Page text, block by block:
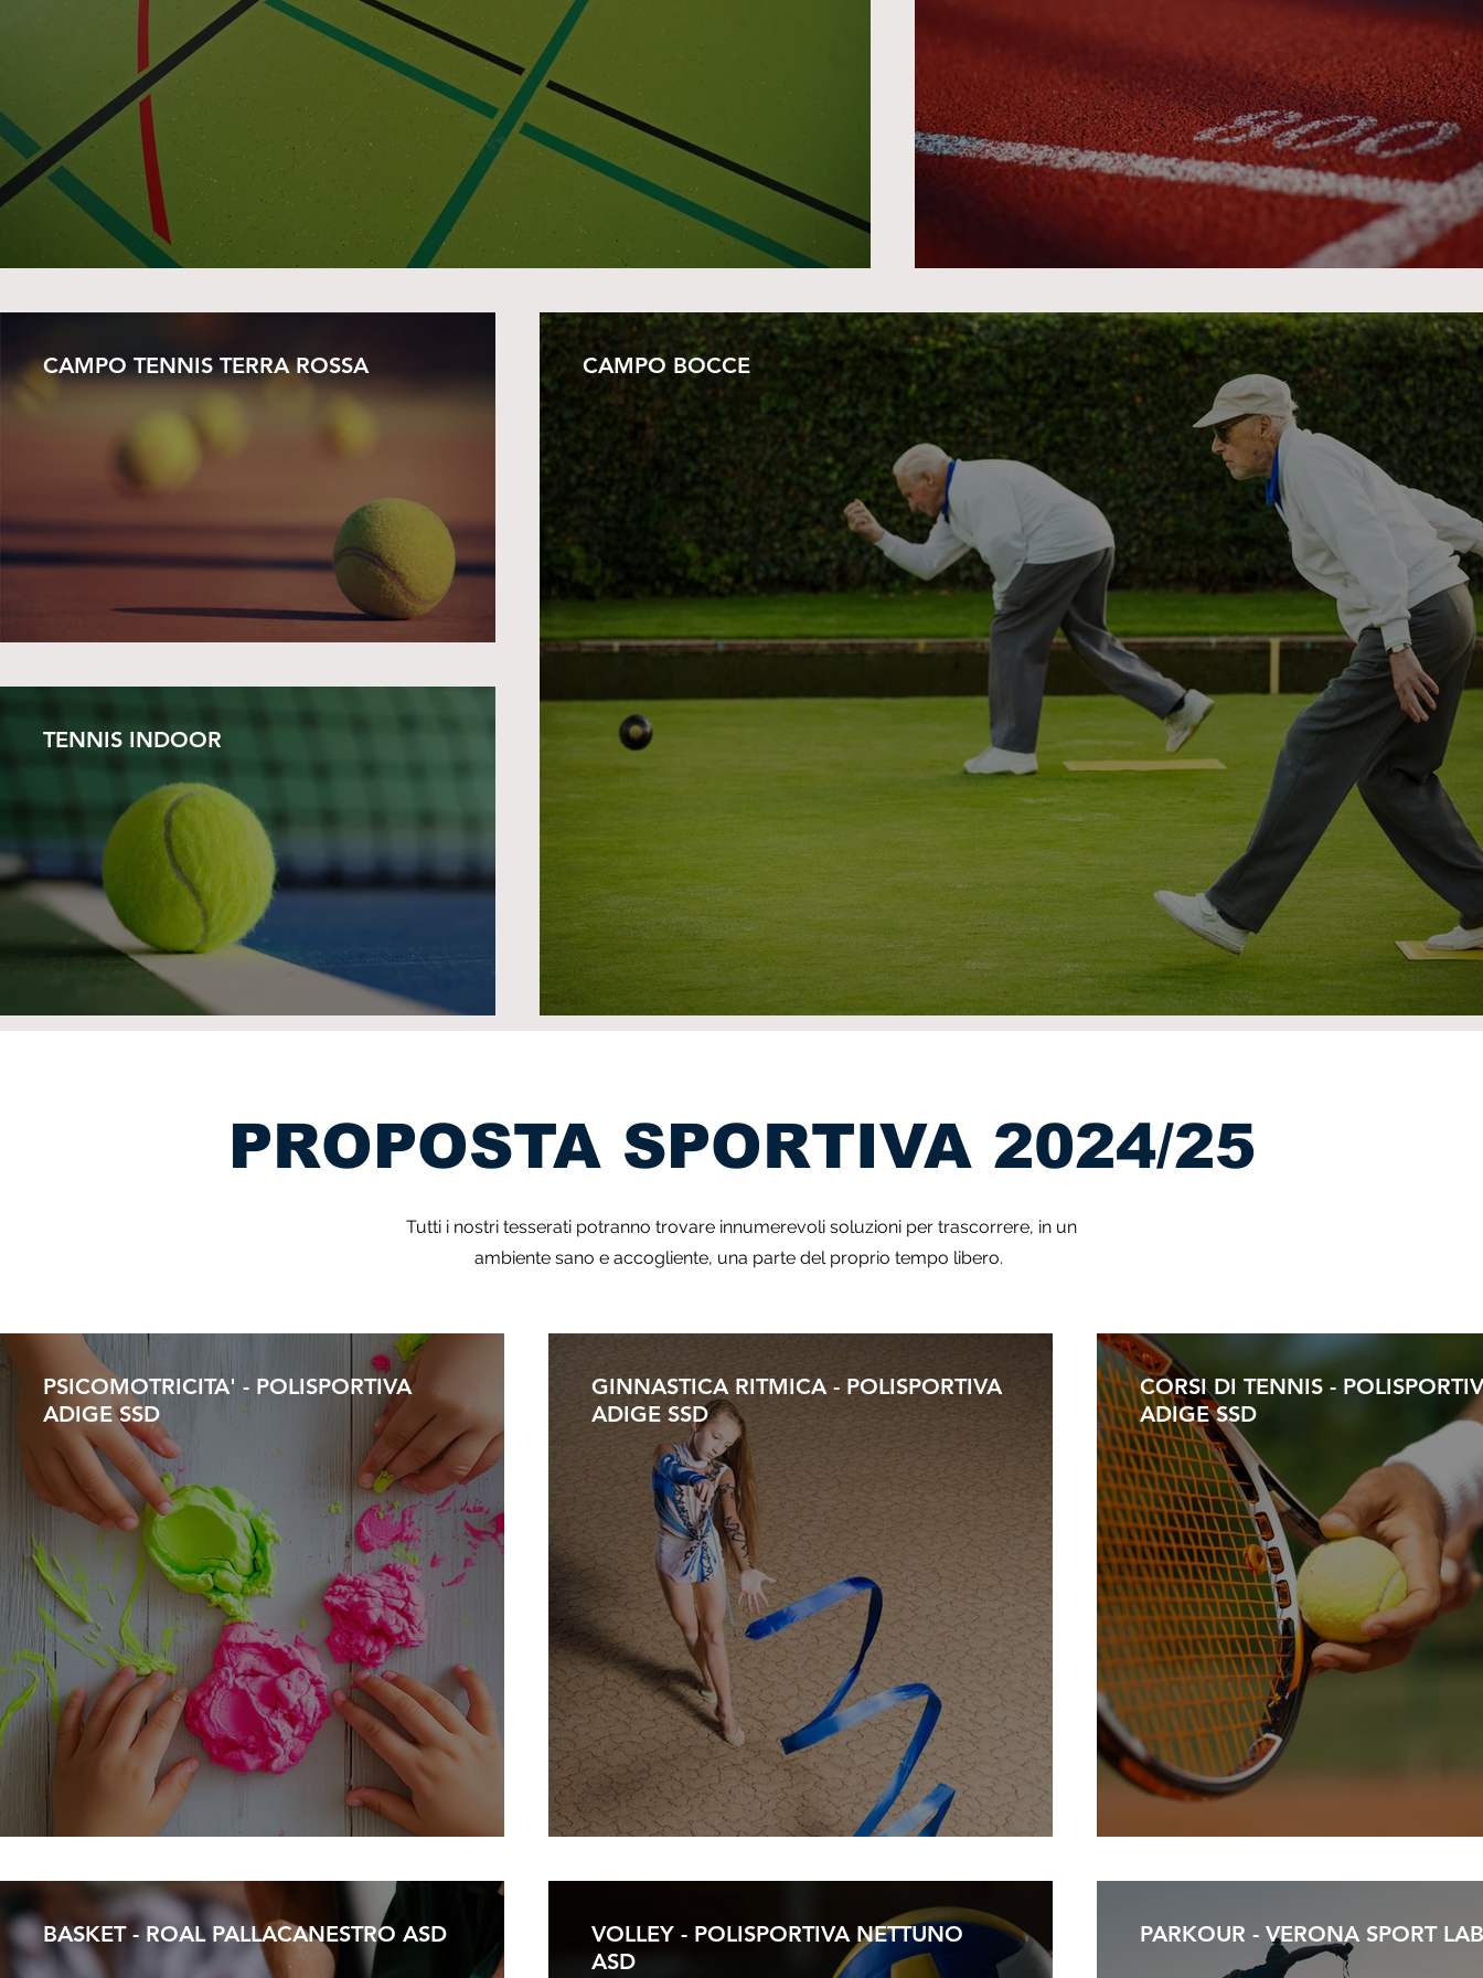
CAMPO TENNIS TERRA ROSSA
TENNIS INDOOR
CAMPO BOCCE
PROPOSTA SPORTIVA 2024/25
Tutti i nostri tesserati potranno trovare innumerevoli soluzioni per trascorrere, in un
ambiente sano e accogliente, una parte del proprio tempo libero.
PSICOMOTRICITA' - POLISPORTIVA
ADIGE SSD
GINNASTICA RITMICA - POLISPORTIVA
ADIGE SSD
CORSI DI TENNIS -
ADIGE SSD
BASKET - ROAL PALLACANESTRO ASD
VOLLEY - POLISPORTIVA NETTUNO
ASD
PARKOUR - VERONA SPORT